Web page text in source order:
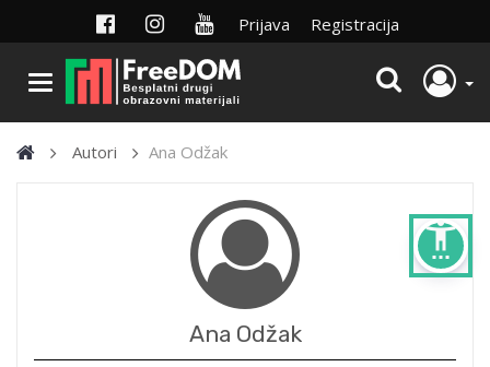
settings_accessibility
Prijava Registracija
Autori Ana Odžak
Ana Odžak